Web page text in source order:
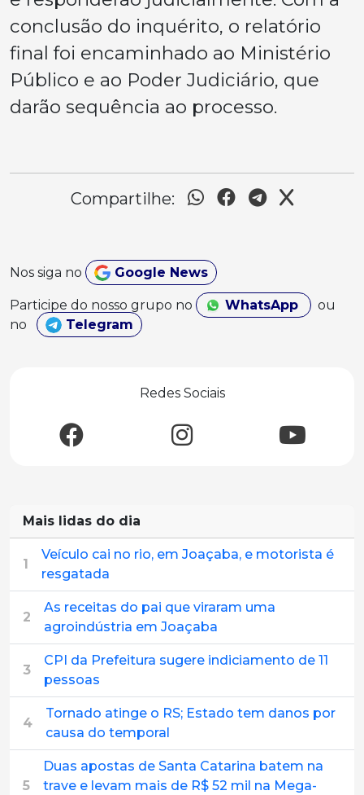
conclusão do inquérito, o relatório
final foi encaminhado ao Ministério
Público e ao Poder Judiciário, que
darão sequência ao processo.
Compartilhe:
Nos siga no Google News
Participe do nosso grupo no WhatsApp
ou
no
Telegram
Redes Sociais
Mais lidas do dia
1
Veículo cai no rio, em Joaçaba, e motorista é
resgatada
2
As receitas do pai que viraram uma
agroindústria em Joaçaba
3
CPI da Prefeitura sugere indiciamento de 11
pessoas
4
Tornado atinge o RS; Estado tem danos por
causa do temporal
5
Duas apostas de Santa Catarina batem na
trave e levam mais de R$ 52 mil na Mega-